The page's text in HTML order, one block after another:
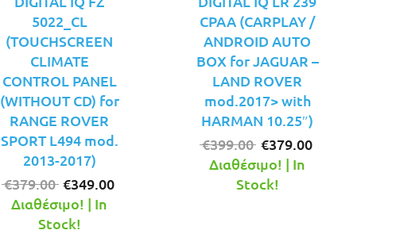
5022_CL
(TOUCHSCREEN
CLIMATE
CONTROL PANEL
(WITHOUT CD) for
RANGE ROVER
SPORT L494 mod.
2013-2017)
€379.00 Original
price
was:
€349.00
Διαθέσιμο! | In
Stock!
CPAA (CARPLAY /
ANDROID AUTO
BOX for JAGUAR –
LAND ROVER
mod.2017> with
HARMAN 10.25″)
€399.00 Original
price
was:
€379.00
Διαθέσιμο! | In
Stock!